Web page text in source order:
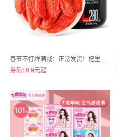
春节不打烊满减：正常发货！杞里香食品旗舰店！头茬特级枸杞500g
券后19.9元起